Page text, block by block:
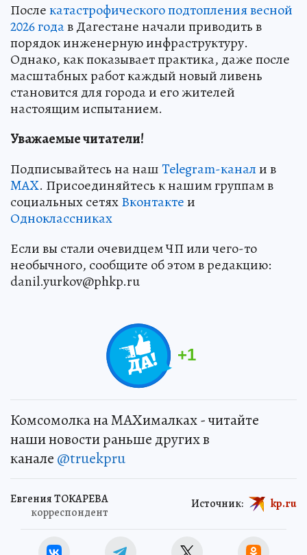
Послекатастрофического подтопления весной
2026 годав Дагестане начали приводить в
порядок инженерную инфраструктуру.
Однако, как показывает практика, даже после
масштабных работ каждый новый ливень
становится для города и его жителей
настоящим испытанием.
Уважаемые читатели!
Подписывайтесь на нашTelegram-канали в
MAX. Присоединяйтесь к нашим группам в
социальных сетяхВконтактеи
Одноклассниках
Если вы стали очевидцем ЧП или чего-то
необычного, сообщите об этом в редакцию:
danil.yurkov@phkp.ru
+1
Комсомолка на MAXималках - читайте
наши новости раньше других в
канале @truekpru
Евгения ТОКАРЕВА
корреспондент
Источник: kp.ru